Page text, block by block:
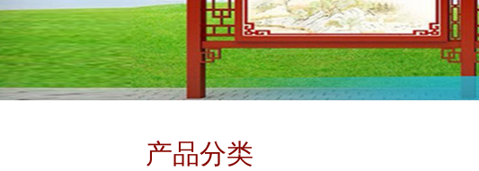
产品分类